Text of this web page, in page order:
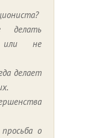
или не
делает
о